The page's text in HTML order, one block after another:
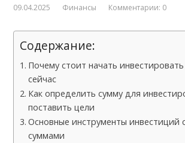
09.04.2025 Финансы Комментарии: 0
Содержание:
Почему стоит начать
сейчас
Как определить сумму для
поставить цели
Основные инструменты инвестиций
суммами